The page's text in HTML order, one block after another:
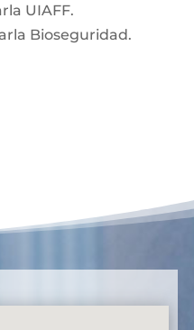
UIAFF.
Bioseguridad.